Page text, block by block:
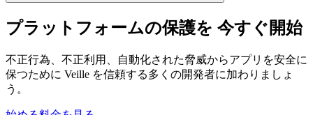
プラットフォームの保護を 今すぐ開始
不正行為、不正利用、自動化された脅威からアプリを安全に
保つために Veille を信頼する多くの開発者に加わりましょ
う。